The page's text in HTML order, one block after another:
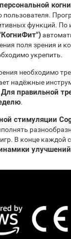
функций. По
поля зрения и
укрепить.
необходимо
надёжные
Для правильной
.
стимуляции
В конце каждой
улучшений